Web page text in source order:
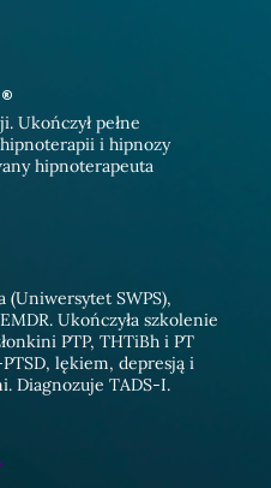
Ukończył pełne
i hipnozy
hipnoterapeuta
(Uniwersytet SWPS),
Ukończyła szkolenie
PTP, THTiBh i PT
lękiem, depresją i
Diagnozuje TADS-I.